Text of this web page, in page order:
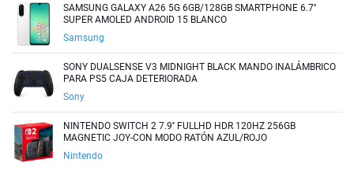
SAMSUNG GALAXY A26 5G 6GB/128GB SMARTPHONE 6.7''
SUPER AMOLED ANDROID 15 BLANCO
Samsung
SONY DUALSENSE V3 MIDNIGHT BLACK MANDO INALÁMBRICO
PARA PS5 CAJA DETERIORADA
Sony
NINTENDO SWITCH 2 7.9'' FULLHD HDR 120HZ 256GB
MAGNETIC JOY-CON MODO RATÓN AZUL/ROJO
Nintendo